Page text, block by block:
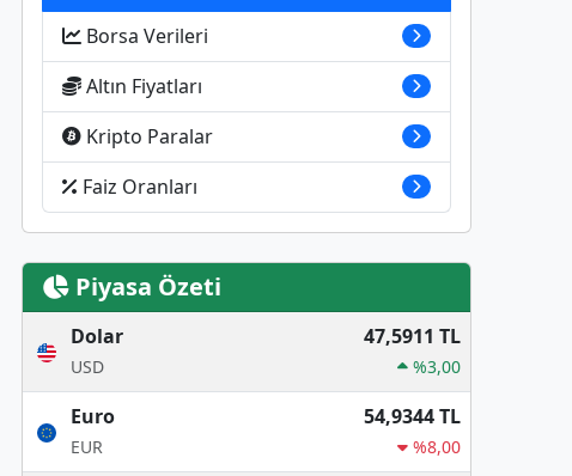
Borsa Verileri
Altın Fiyatları
Kripto Paralar
Faiz Oranları
Piyasa Özeti
Dolar
USD
47,5911 TL
%3,00
Euro
EUR
54,9344 TL
%8,00